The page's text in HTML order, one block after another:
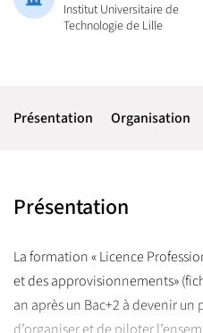
Institut Universitaire de
Technologie de Lille
Présentation Organisation
Présentation
La formation « Licence
et des approvisionnements»
an après un Bac+2 à devenir
d’organiser et de piloter